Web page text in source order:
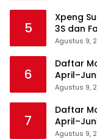
5
Xpeng
3S dan
Agustus 9,
6
Daftar
Agustus 9,
7
Daftar
Agustus 9,